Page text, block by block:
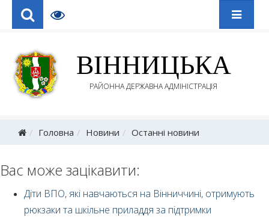
ВІННИЦЬКА
РАЙОННА ДЕРЖАВНА АДМІНІСТРАЦІЯ
Головна Новини Останні новини
Вас може зацікавити:
Діти ВПО, які навчаються на Вінниччині, отримують
рюкзаки та шкільне приладдя за підтримки